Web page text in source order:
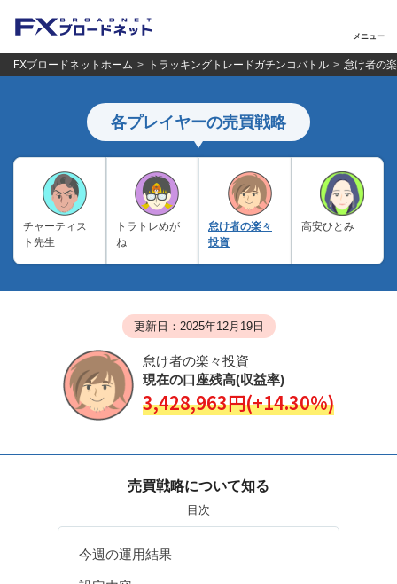
メニュー
FXブロードネットホーム トラッキングトレードガチンコバトル 怠け者の
各プレイヤーの売買戦略
チャーティス
ト先生
トラトレめが
ね
怠け者の楽々
投資
高安ひとみ
更新日：2025年12月19日
怠け者の楽々投資
現在の口座残高(収益率)
3,428,963円(+14.30%)
売買戦略について知る
目次
今週の運用結果